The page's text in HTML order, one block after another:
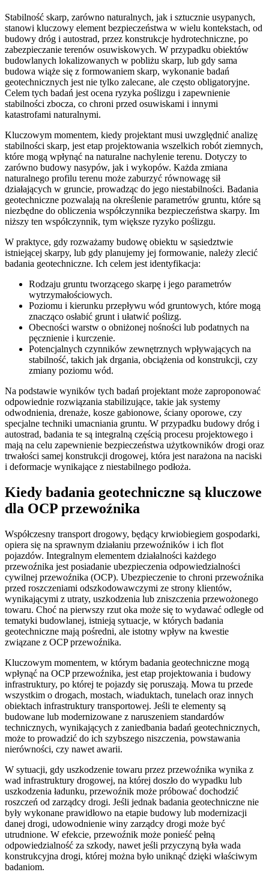
Stabilność skarp, zarówno naturalnych, jak i sztucznie usypanych,
stanowi kluczowy element bezpieczeństwa w wielu kontekstach, od
budowy dróg i autostrad, przez konstrukcje hydrotechniczne, po
zabezpieczanie terenów osuwiskowych. W przypadku obiektów
budowlanych lokalizowanych w pobliżu skarp, lub gdy sama
budowa wiąże się z formowaniem skarp, wykonanie badań
geotechnicznych jest nie tylko zalecane, ale często obligatoryjne.
Celem tych badań jest ocena ryzyka poślizgu i zapewnienie
stabilności zbocza, co chroni przed osuwiskami i innymi
katastrofami naturalnymi.
Kluczowym momentem, kiedy projektant musi uwzględnić analizę
stabilności skarp, jest etap projektowania wszelkich robót ziemnych,
które mogą wpłynąć na naturalne nachylenie terenu. Dotyczy to
zarówno budowy nasypów, jak i wykopów. Każda zmiana
naturalnego profilu terenu może zaburzyć równowagę sił
działających w gruncie, prowadząc do jego niestabilności. Badania
geotechniczne pozwalają na określenie parametrów gruntu, które są
niezbędne do obliczenia współczynnika bezpieczeństwa skarpy. Im
niższy ten współczynnik, tym większe ryzyko poślizgu.
W praktyce, gdy rozważamy budowę obiektu w sąsiedztwie
istniejącej skarpy, lub gdy planujemy jej formowanie, należy zlecić
badania geotechniczne. Ich celem jest identyfikacja:
Rodzaju gruntu tworzącego skarpę i jego parametrów
wytrzymałościowych.
Poziomu i kierunku przepływu wód gruntowych, które mogą
znacząco osłabić grunt i ułatwić poślizg.
Obecności warstw o obniżonej nośności lub podatnych na
pęcznienie i kurczenie.
Potencjalnych czynników zewnętrznych wpływających na
stabilność, takich jak drgania, obciążenia od konstrukcji, czy
zmiany poziomu wód.
Na podstawie wyników tych badań projektant może zaproponować
odpowiednie rozwiązania stabilizujące, takie jak systemy
odwodnienia, drenaże, kosze gabionowe, ściany oporowe, czy
specjalne techniki umacniania gruntu. W przypadku budowy dróg i
autostrad, badania te są integralną częścią procesu projektowego i
mają na celu zapewnienie bezpieczeństwa użytkowników drogi oraz
trwałości samej konstrukcji drogowej, która jest narażona na naciski
i deformacje wynikające z niestabilnego podłoża.
Kiedy badania geotechniczne są kluczowe
dla OCP przewoźnika
Współczesny transport drogowy, będący krwiobiegiem gospodarki,
opiera się na sprawnym działaniu przewoźników i ich flot
pojazdów. Integralnym elementem działalności każdego
przewoźnika jest posiadanie ubezpieczenia odpowiedzialności
cywilnej przewoźnika (OCP). Ubezpieczenie to chroni przewoźnika
przed roszczeniami odszkodowawczymi ze strony klientów,
wynikającymi z utraty, uszkodzenia lub zniszczenia przewożonego
towaru. Choć na pierwszy rzut oka może się to wydawać odległe od
tematyki budowlanej, istnieją sytuacje, w których badania
geotechniczne mają pośredni, ale istotny wpływ na kwestie
związane z OCP przewoźnika.
Kluczowym momentem, w którym badania geotechniczne mogą
wpłynąć na OCP przewoźnika, jest etap projektowania i budowy
infrastruktury, po której te pojazdy się poruszają. Mowa tu przede
wszystkim o drogach, mostach, wiaduktach, tunelach oraz innych
obiektach infrastruktury transportowej. Jeśli te elementy są
budowane lub modernizowane z naruszeniem standardów
technicznych, wynikających z zaniedbania badań geotechnicznych,
może to prowadzić do ich szybszego niszczenia, powstawania
nierówności, czy nawet awarii.
W sytuacji, gdy uszkodzenie towaru przez przewoźnika wynika z
wad infrastruktury drogowej, na której doszło do wypadku lub
uszkodzenia ładunku, przewoźnik może próbować dochodzić
roszczeń od zarządcy drogi. Jeśli jednak badania geotechniczne nie
były wykonane prawidłowo na etapie budowy lub modernizacji
danej drogi, udowodnienie winy zarządcy drogi może być
utrudnione. W efekcie, przewoźnik może ponieść pełną
odpowiedzialność za szkody, nawet jeśli przyczyną była wada
konstrukcyjna drogi, której można było uniknąć dzięki właściwym
badaniom.